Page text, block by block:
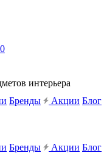
0
интерьера
Бренды Акции Блог
Бренды Акции Блог